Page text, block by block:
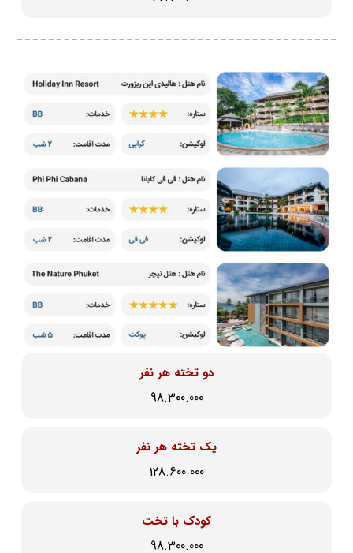
دو تخته هر نفر
98.300.000
یک تخته هر نفر
128.600.000
کودک با تخت
98.300.000